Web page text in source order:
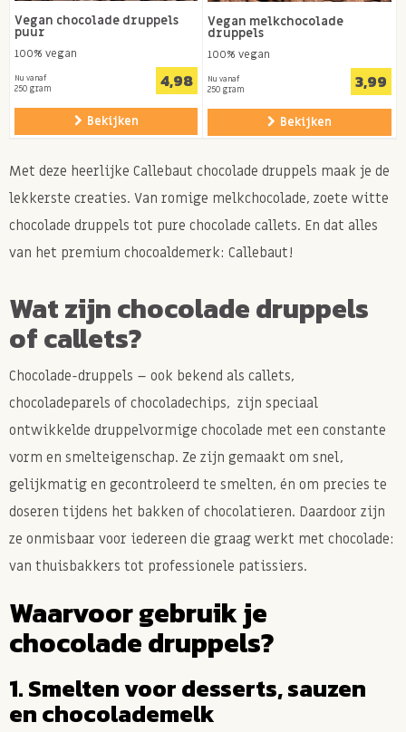
Vegan chocolade druppels
puur
100% vegan
Nu vanaf
250 gram 4,98
Bekijken
Vegan melkchocolade
druppels
100% vegan
Nu vanaf
250 gram 3,99
Bekijken
Met deze heerlijke Callebaut chocolade druppels maak je de
lekkerste creaties. Van romige melkchocolade, zoete witte
chocolade druppels tot pure chocolade callets. En dat alles
van het premium chocoaldemerk: Callebaut!
Wat zijn chocolade druppels
of callets?
Chocolade-druppels – ook bekend als callets,
chocoladeparels of chocoladechips, zijn speciaal
ontwikkelde druppelvormige chocolade met een constante
vorm en smelteigenschap. Ze zijn gemaakt om snel,
gelijkmatig en gecontroleerd te smelten, én om precies te
doseren tijdens het bakken of chocolatieren. Daardoor zijn
ze onmisbaar voor iedereen die graag werkt met chocolade:
van thuisbakkers tot professionele patissiers.
Waarvoor gebruik je
chocolade druppels?
1. Smelten voor desserts, sauzen
en chocolademelk